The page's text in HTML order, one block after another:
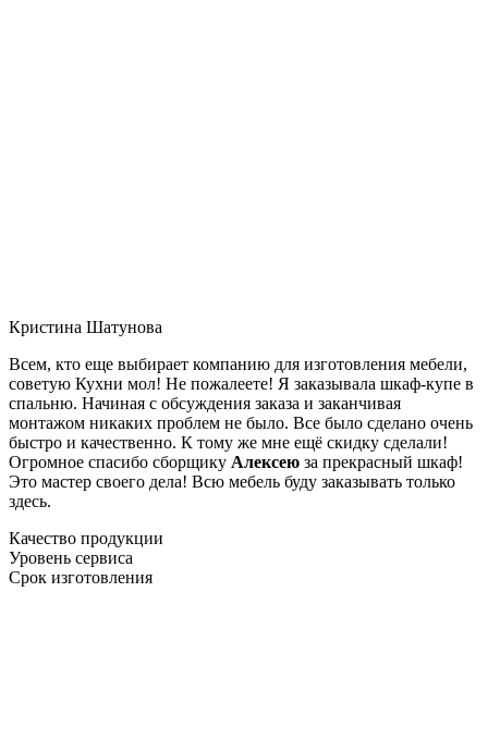
Кристина Шатунова
Всем, кто еще выбирает компанию для изготовления мебели,
советую Кухни мол! Не пожалеете! Я заказывала шкаф-купе в
спальню. Начиная с обсуждения заказа и заканчивая
монтажом никаких проблем не было. Все было сделано очень
быстро и качественно. К тому же мне ещё скидку сделали!
Огромное спасибо сборщику Алексею за прекрасный шкаф!
Это мастер своего дела! Всю мебель буду заказывать только
здесь.
Качество продукции
Уровень сервиса
Срок изготовления